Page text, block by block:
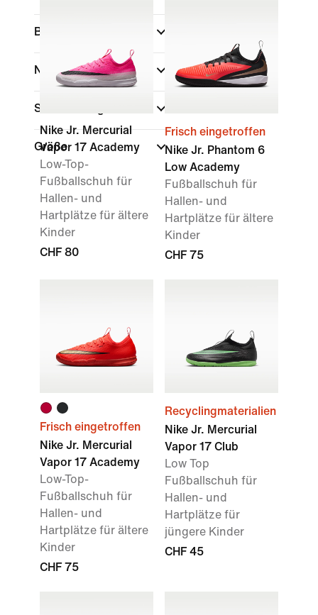
Belag
Nach Preis anzeigen
Sale und Angebote
Größe
Nike Jr. Mercurial
Vapor 17 Academy
Low-Top-
Fußballschuh für
Hallen- und
Hartplätze für ältere
Kinder
CHF 80
Frisch eingetroffen
Nike Jr. Phantom 6
Low Academy
Fußballschuh für
Hallen- und
Hartplätze für ältere
Kinder
CHF 75
Frisch eingetroffen
Nike Jr. Mercurial
Vapor 17 Academy
Low-Top-
Fußballschuh für
Hallen- und
Hartplätze für ältere
Kinder
CHF 75
Recyclingmaterialien
Nike Jr. Mercurial
Vapor 17 Club
Low Top
Fußballschuh für
Hallen- und
Hartplätze für
jüngere Kinder
CHF 45